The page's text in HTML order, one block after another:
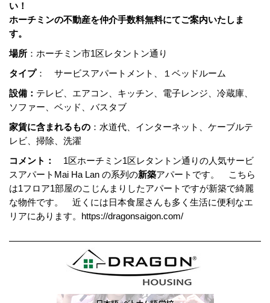
い！
ホーチミンの不動産を仲介手数料無料にてご案内いたしま
す。
場所 ：ホーチミン市1区レタントン通り
タイプ： サービスアパートメント、１ベッドルーム
設備： テレビ、エアコン、キッチン、電子レンジ、冷蔵庫、
ソファー、ベッド、バスタブ
家賃に含まれるもの ：水道代、インターネット、ケーブルテ
レビ、掃除、洗濯
コメント： 1区ホーチミン1区レタントン通りの人気サービ
スアパートMai Ha Lan の系列の新築アパートです。 こちら
は1フロア1部屋のこじんまりしたアパートですが新築で綺麗
な物件です。 近くには日本食屋さんも多く生活に便利なエ
リアにあります。https://dragonsaigon.com/